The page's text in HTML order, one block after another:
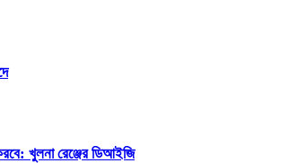
খুলনা রেঞ্জের ডিআইজি